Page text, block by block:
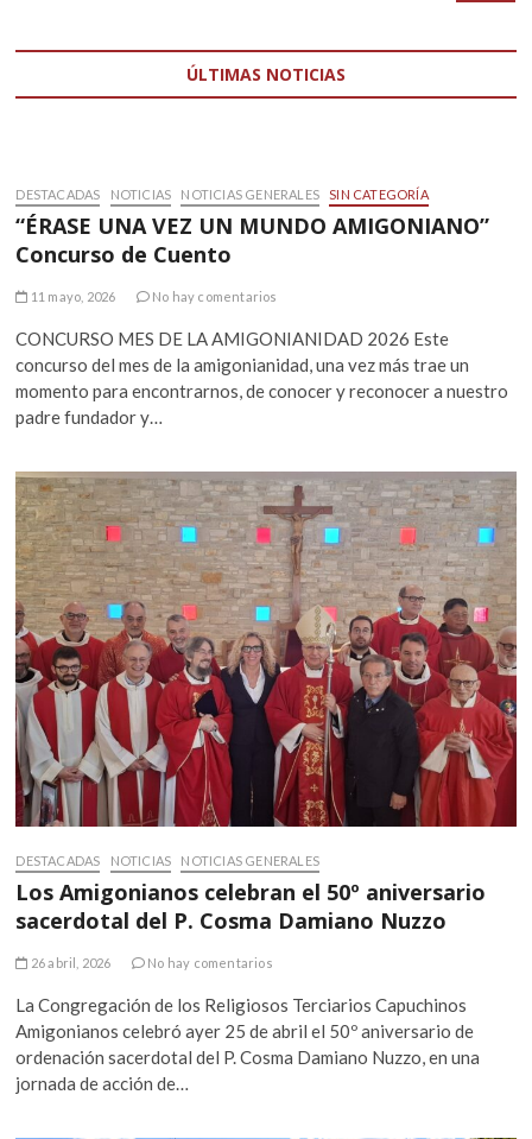
ÚLTIMAS NOTICIAS
DESTACADAS NOTICIAS NOTICIAS GENERALES SIN CATEGORÍA
“ÉRASE UNA VEZ UN MUNDO AMIGONIANO”
Concurso de Cuento
11 mayo, 2026 No hay comentarios
CONCURSO MES DE LA AMIGONIANIDAD 2026 Este
concurso del mes de la amigonianidad, una vez más trae un
momento para encontrarnos, de conocer y reconocer a nuestro
padre fundador y…
DESTACADAS NOTICIAS NOTICIAS GENERALES
Los Amigonianos celebran el 50º aniversario
sacerdotal del P. Cosma Damiano Nuzzo
26 abril, 2026 No hay comentarios
La Congregación de los Religiosos Terciarios Capuchinos
Amigonianos celebró ayer 25 de abril el 50º aniversario de
ordenación sacerdotal del P. Cosma Damiano Nuzzo, en una
jornada de acción de…